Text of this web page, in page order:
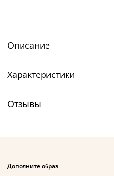
Описание
Характеристики
Отзывы
Дополните образ